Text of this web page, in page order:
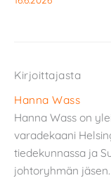
Kirjoittajasta
Hanna Wass
Hanna Wass on
varadekaani
tiedekunnassa ja
johtoryhmän jäsen.